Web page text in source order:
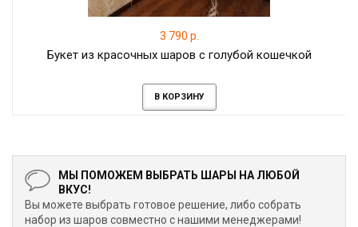
3 790 р.
Букет из красочных шаров с голубой кошечкой
В КОРЗИНУ
МЫ ПОМОЖЕМ ВЫБРАТЬ ШАРЫ НА ЛЮБОЙ
ВКУС!
Вы можете выбрать готовое решение, либо собрать
набор из шаров совместно с нашими менеджерами!